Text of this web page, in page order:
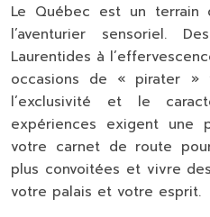
Le Québec est un terrain
l’aventurier sensoriel.
Laurentides à
occasions de « pirater »
l’exclusivité et le
expériences exigent une
votre carnet de route
plus convoitées et vivre
votre palais et votre esprit.